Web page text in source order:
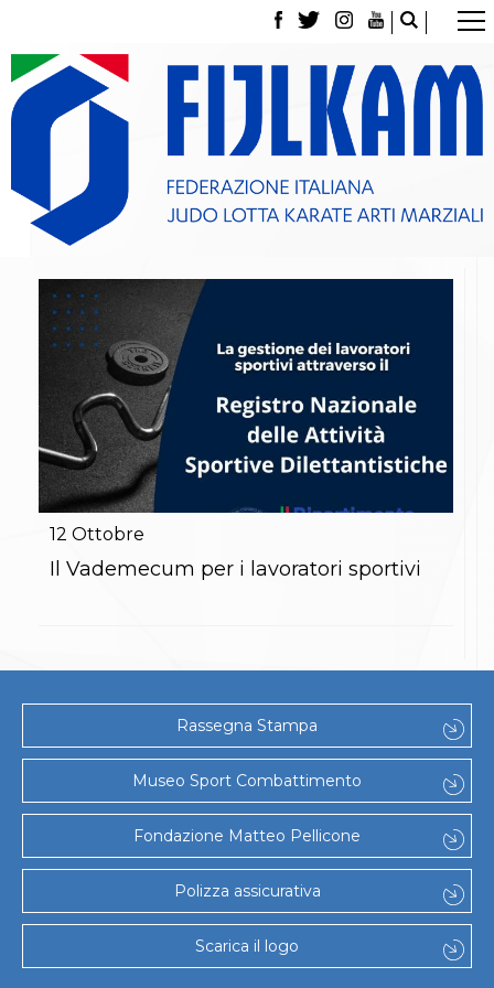
La Federazione
Tesseramento
Contatti
Norme e modulistica Affiliazioni e Tesseramenti
Classifica Società Sportive con più di 100 atleti
tesserati
Gare e Risultati
Archivio eventi
Dove siamo
Media
Partners
Judo
La disciplina
News
Attività Didattica
Albi Federali
Lotta
La disciplina
Albi Federali
La disciplina
News
Gare e Risultati
Attività Didattica
Albi Federali
Arti marziali
Aikido
Ju Jitsu
Sumo
Capoeira
Grappling
BJJ
12 Ottobre
Il Vademecum per i lavoratori sportivi
Rassegna Stampa
Museo Sport Combattimento
Fondazione Matteo Pellicone
Polizza assicurativa
Scarica il logo